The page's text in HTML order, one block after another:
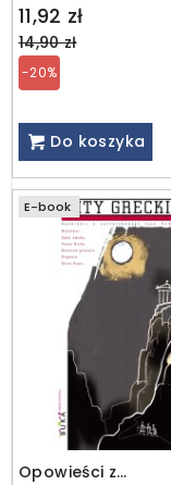
11,92 zł
Regular
price
14,90 zł
-20%
Do koszyka
E-book
Opowieści z